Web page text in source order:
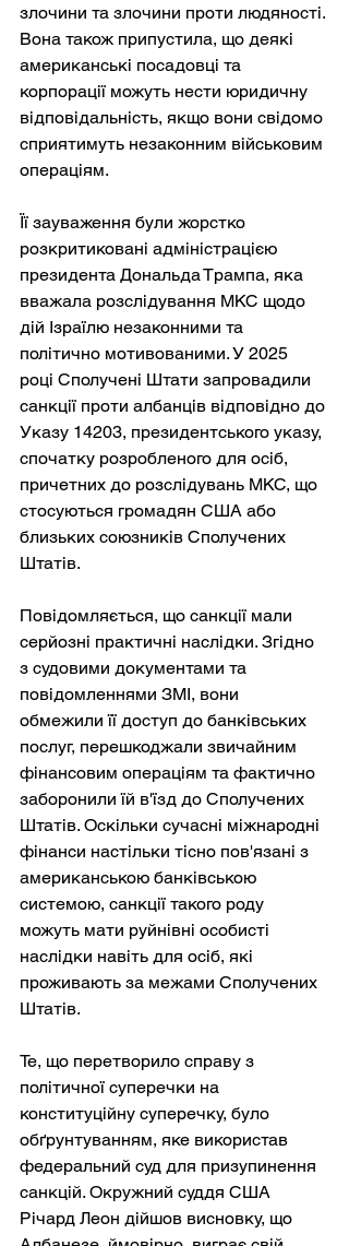
злочини та злочини проти людяності.
Вона також припустила, що деякі
американські посадовці та
корпорації можуть нести юридичну
відповідальність, якщо вони свідомо
сприятимуть незаконним військовим
операціям.
Її зауваження були жорстко
розкритиковані адміністрацією
президента Дональда Трампа, яка
вважала розслідування МКС щодо
дій Ізраїлю незаконними та
політично мотивованими. У 2025
році Сполучені Штати запровадили
санкції проти албанців відповідно до
Указу 14203, президентського указу,
спочатку розробленого для осіб,
причетних до розслідувань МКС, що
стосуються громадян США або
близьких союзників Сполучених
Штатів.
Повідомляється, що санкції мали
серйозні практичні наслідки. Згідно
з судовими документами та
повідомленнями ЗМІ, вони
обмежили її доступ до банківських
послуг, перешкоджали звичайним
фінансовим операціям та фактично
заборонили їй в'їзд до Сполучених
Штатів. Оскільки сучасні міжнародні
фінанси настільки тісно пов'язані з
американською банківською
системою, санкції такого роду
можуть мати руйнівні особисті
наслідки навіть для осіб, які
проживають за межами Сполучених
Штатів.
Те, що перетворило справу з
політичної суперечки на
конституційну суперечку, було
обґрунтуванням, яке використав
федеральний суд для призупинення
санкцій. Окружний суддя США
Річард Леон дійшов висновку, що